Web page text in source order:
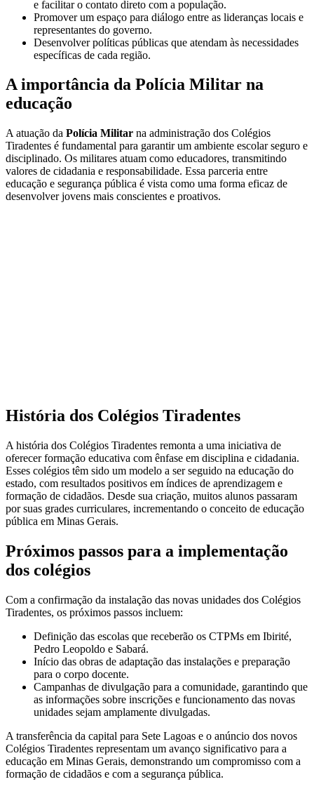
e facilitar o contato direto com a população.
Promover um espaço para diálogo entre as lideranças locais e
representantes do governo.
Desenvolver políticas públicas que atendam às necessidades
específicas de cada região.
A importância da Polícia Militar na
educação
A atuação da Polícia Militar na administração dos Colégios
Tiradentes é fundamental para garantir um ambiente escolar seguro e
disciplinado. Os militares atuam como educadores, transmitindo
valores de cidadania e responsabilidade. Essa parceria entre
educação e segurança pública é vista como uma forma eficaz de
desenvolver jovens mais conscientes e proativos.
História dos Colégios Tiradentes
A história dos Colégios Tiradentes remonta a uma iniciativa de
oferecer formação educativa com ênfase em disciplina e cidadania.
Esses colégios têm sido um modelo a ser seguido na educação do
estado, com resultados positivos em índices de aprendizagem e
formação de cidadãos. Desde sua criação, muitos alunos passaram
por suas grades curriculares, incrementando o conceito de educação
pública em Minas Gerais.
Próximos passos para a implementação
dos colégios
Com a confirmação da instalação das novas unidades dos Colégios
Tiradentes, os próximos passos incluem:
Definição das escolas que receberão os CTPMs em Ibirité,
Pedro Leopoldo e Sabará.
Início das obras de adaptação das instalações e preparação
para o corpo docente.
Campanhas de divulgação para a comunidade, garantindo que
as informações sobre inscrições e funcionamento das novas
unidades sejam amplamente divulgadas.
A transferência da capital para Sete Lagoas e o anúncio dos novos
Colégios Tiradentes representam um avanço significativo para a
educação em Minas Gerais, demonstrando um compromisso com a
formação de cidadãos e com a segurança pública.